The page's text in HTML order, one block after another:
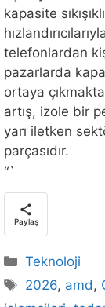
kapasite
telefonlardan
pazarlarda
ortaya
artış, izole bir
yarı iletken
parçasıdır.
“`
Paylaş
Kategoriler
Teknoloji
Etiketler
2026, amd,